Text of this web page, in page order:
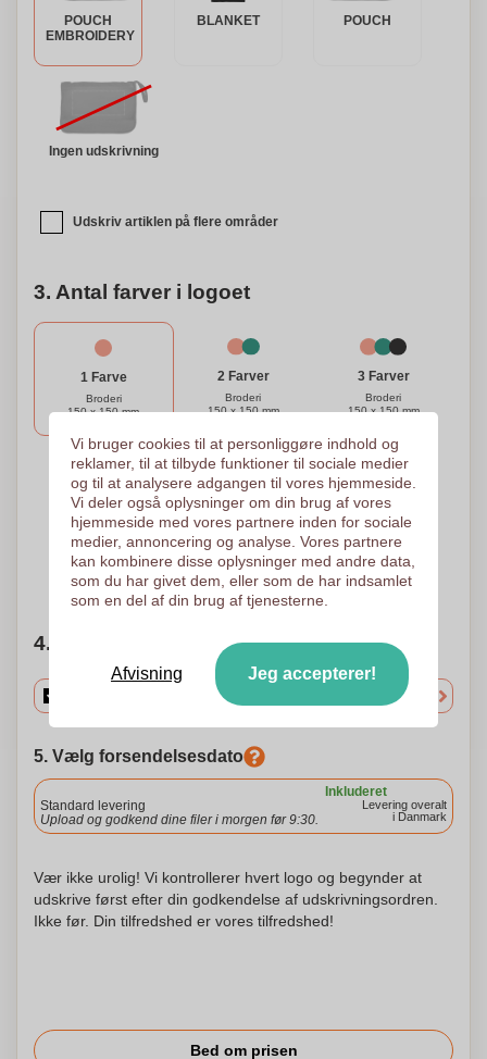
POUCH
EMBROIDERY
BLANKET POUCH
Ingen udskrivning
Udskriv artiklen på flere områder
3. Antal farver i logoet
1 Farve
Broderi
150 x 150 mm
2 Farver
Broderi
150 x 150 mm
3 Farver
Broderi
150 x 150 mm
4 Farver
Broderi
150 x 150 mm
5 Farver
Broderi
150 x 150 mm
Brug for hjælp?Hjælp mig med at vælge
4. Vælg mængden
5. Vælg forsendelsesdato
Inkluderet
Standard levering
Upload og godkend dine filer i morgen før 9:30.
Levering overalt
i Danmark
Vær ikke urolig! Vi kontrollerer hvert logo og begynder at
udskrive først efter din godkendelse af udskrivningsordren.
Ikke før. Din tilfredshed er vores tilfredshed!
Bed om prisen
Vi bruger cookies til at personliggøre indhold og
reklamer, til at tilbyde funktioner til sociale medier
og til at analysere adgangen til vores hjemmeside.
Vi deler også oplysninger om din brug af vores
hjemmeside med vores partnere inden for sociale
medier, annoncering og analyse. Vores partnere
kan kombinere disse oplysninger med andre data,
som du har givet dem, eller som de har indsamlet
som en del af din brug af tjenesterne.
Afvisning Jeg accepterer!